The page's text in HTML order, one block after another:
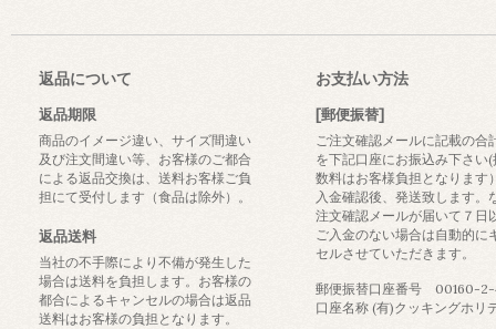
返品について
返品期限
商品のイメージ違い、サイズ間違い
及び注文間違い等、お客様のご都合
による返品交換は、送料お客様ご負
担にて受付します（食品は除外）。
返品送料
当社の不手際により不備が発生した
場合は送料を負担します。お客様の
都合によるキャンセルの場合は返品
送料はお客様の負担となります。
お支払い方法
[郵便振替]
ご注文確認メールに記載の合
を下記口座にお振込み下さい
数料はお客様負担となります
入金確認後、発送致します。
注文確認メールが届いて７日
ご入金のない場合は自動的に
セルさせていただきます。
郵便振替口座番号 00160-2-
口座名称 (有)クッキングホリ